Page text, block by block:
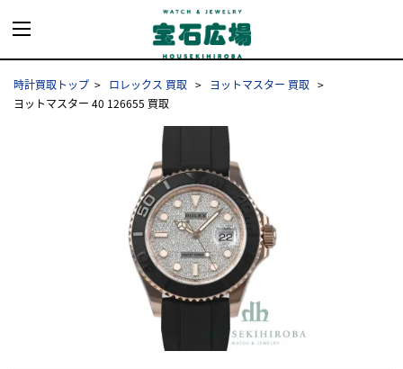
時計買取トップ ロレックス 買取
ヨットマスター 買取
ヨットマスター 40 126655 買取